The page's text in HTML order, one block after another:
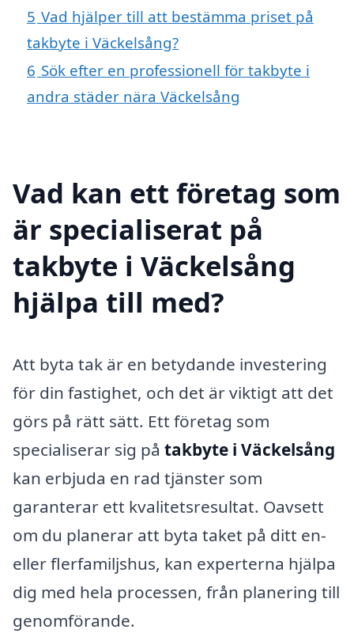
5 Vad hjälper till att bestämma priset på
takbyte i Väckelsång?
6 Sök efter en professionell för takbyte i
andra städer nära Väckelsång
Vad kan ett företag som
är specialiserat på
takbyte i Väckelsång
hjälpa till med?
Att byta tak är en betydande investering
för din fastighet, och det är viktigt att det
görs på rätt sätt. Ett företag som
specialiserar sig på takbyte i Väckelsång
kan erbjuda en rad tjänster som
garanterar ett kvalitetsresultat. Oavsett
om du planerar att byta taket på ditt en-
eller flerfamiljshus, kan experterna hjälpa
dig med hela processen, från planering till
genomförande.